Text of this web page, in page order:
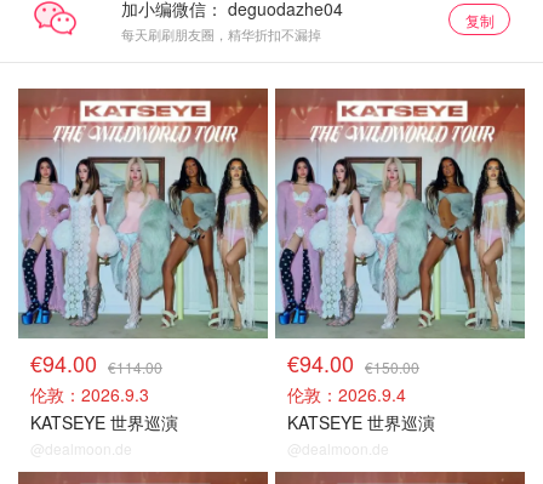
加小编微信：
每天刷刷朋友圈，精华折扣不漏掉
复制
门票捡漏
€94.00 €114.00
伦敦：2026.9.3
KATSEYE 世界巡演
@dealmoon.de
门票捡漏
€94.00 €150.00
伦敦：2026.9.4
KATSEYE 世界巡演
@dealmoon.de